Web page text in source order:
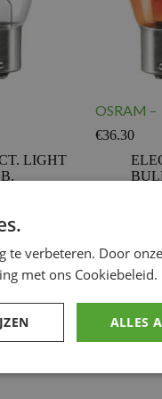
LIGHT
,
OSRAM –
€36.30
3
te verbeteren. Door
met ons Cookiebeleid.
ALLES